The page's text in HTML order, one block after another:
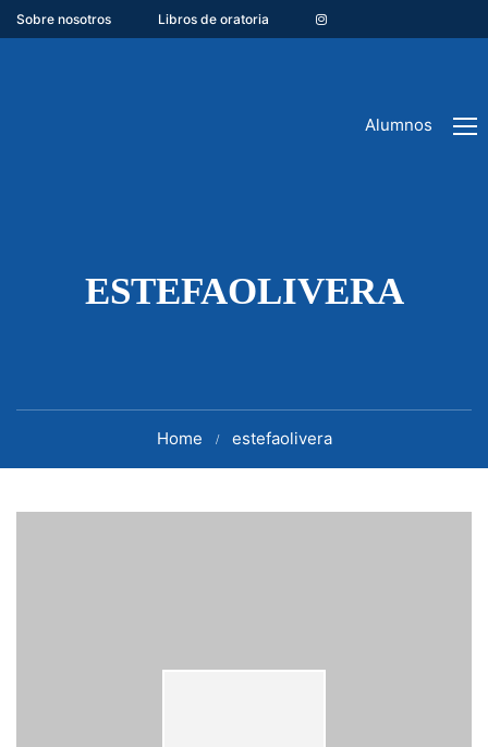
Sobre nosotros Libros de oratoria
Alumnos
ESTEFAOLIVERA
Home estefaolivera